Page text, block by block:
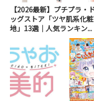
【2026最新】プチプラ・
ッグストア「ツヤ肌系化
地」13選｜人気ランキン...